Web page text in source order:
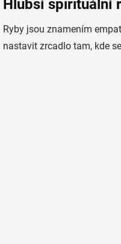
Hlubší spirituální
Ryby jsou znamením
nastavit zrcadlo tam, kde